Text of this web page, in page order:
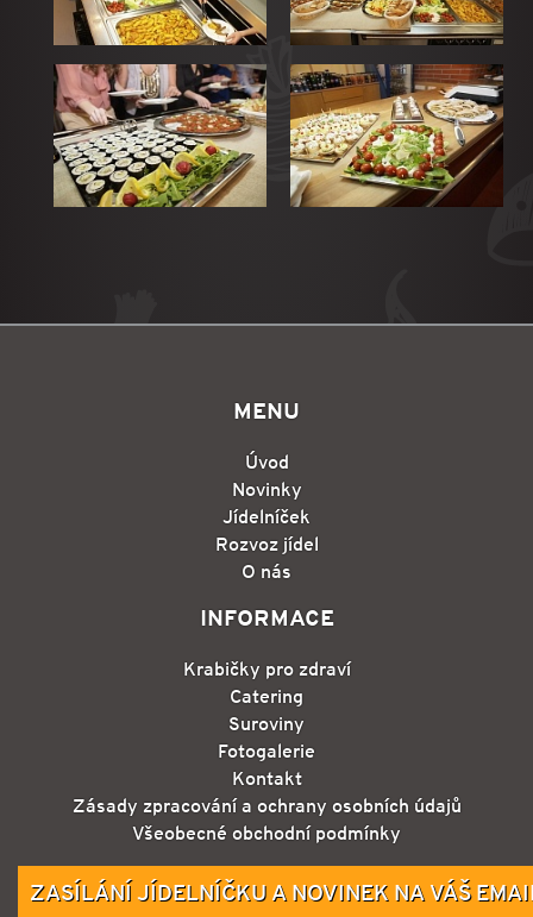
MENU
Úvod
Novinky
Jídelníček
Rozvoz jídel
O nás
INFORMACE
Krabičky pro zdraví
Catering
Suroviny
Fotogalerie
Kontakt
Zásady zpracování a ochrany osobních údajů
Všeobecné obchodní podmínky
ZASÍLÁNÍ JÍDELNÍČKU A NOVINEK NA VÁŠ